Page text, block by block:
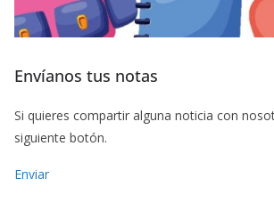
Envíanos tus notas
Si quieres compartir alguna noticia con
siguiente botón.
Enviar